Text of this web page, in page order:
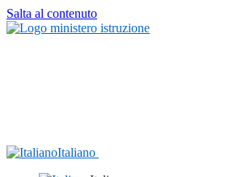
Salta al contenuto
Italiano